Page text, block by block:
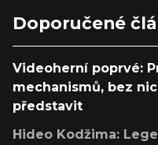
Doporučené
Videoherní poprvé:
mechanismů, bez
představit
Hideo Kodžima: